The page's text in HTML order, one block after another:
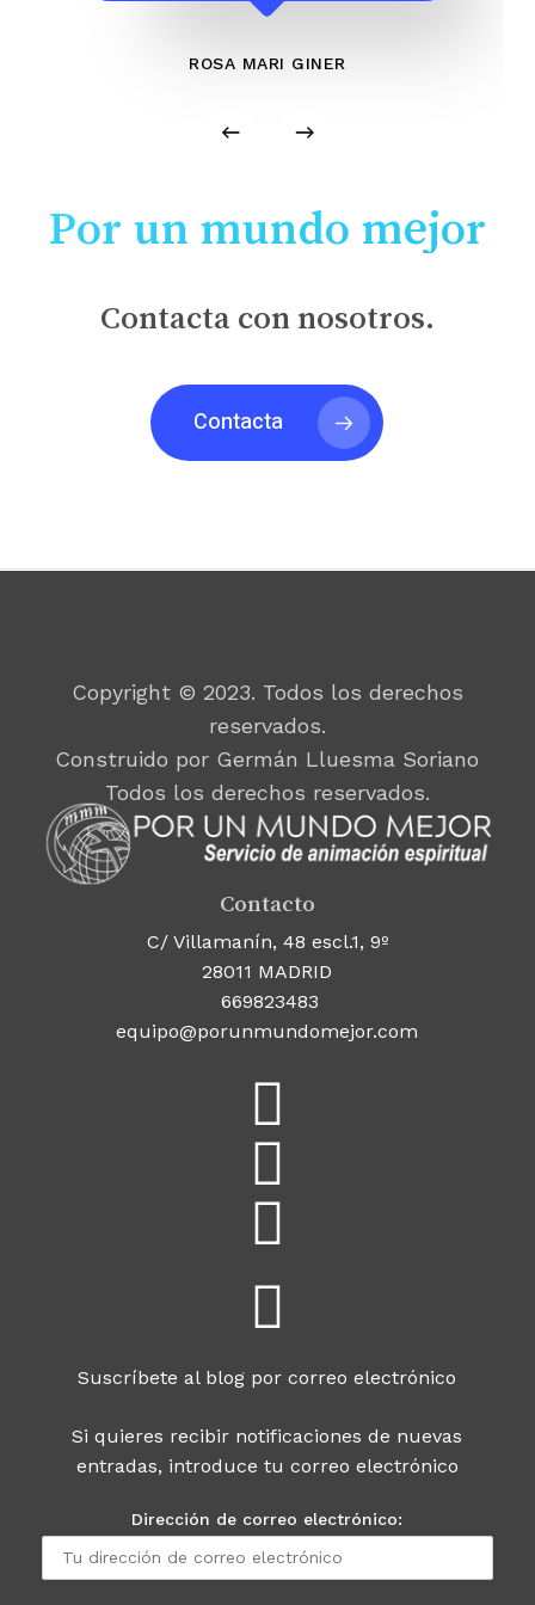
ROSA MARI GINER
Por un mundo mejor
Contacta con nosotros.
Contacta
Copyright © 2023. Todos los derechos
reservados.
Construido por Germán Lluesma Soriano
Todos los derechos reservados.
Contacto
C/ Villamanín, 48 escl.1, 9º
28011 MADRID
669823483
equipo@porunmundomejor.com
Suscríbete al blog por correo electrónico
Si quieres recibir notificaciones de nuevas
entradas, introduce tu correo electrónico
Dirección de correo electrónico: